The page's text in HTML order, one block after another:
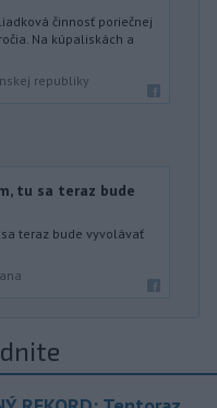
činnosť poriečnej
Na kúpaliskách a
republiky
tu sa teraz bude
teraz bude vyvolávať